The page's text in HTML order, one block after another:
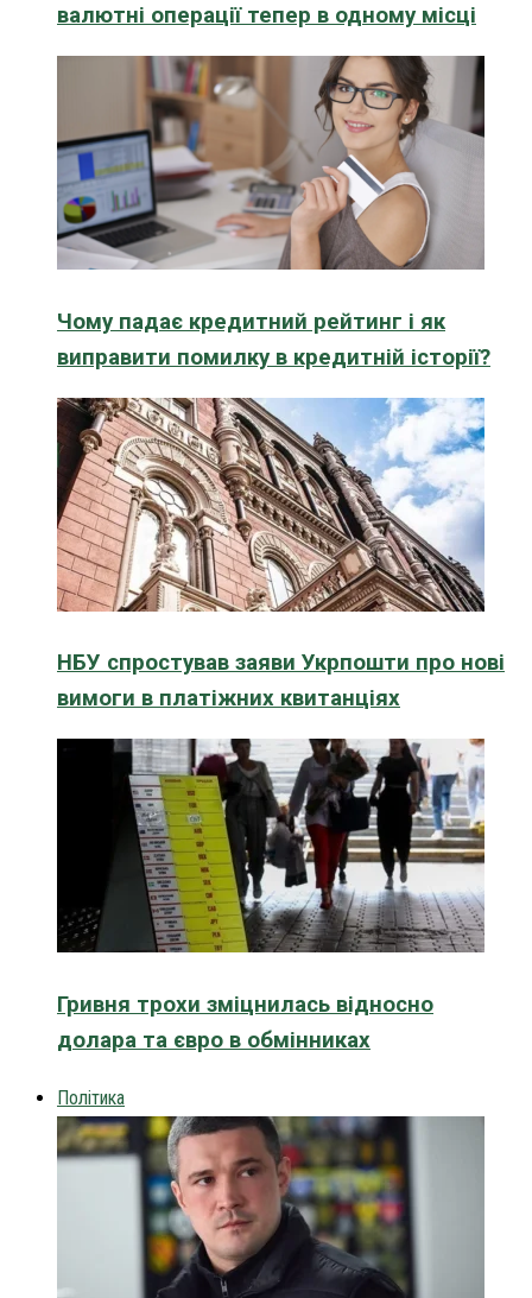
валютні операції тепер в одному місці
Чому падає кредитний рейтинг і як
виправити помилку в кредитній історії?
НБУ спростував заяви Укрпошти про нові
вимоги в платіжних квитанціях
Гривня трохи зміцнилась відносно
долара та євро в обмінниках
Політика